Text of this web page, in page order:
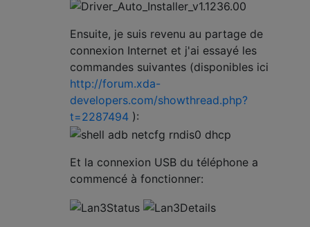
Ensuite, je suis revenu au partage de
connexion Internet et j'ai essayé les
commandes suivantes (disponibles ici
http://forum.xda-
developers.com/showthread.php?
t=2287494 ):
Et la connexion USB du téléphone a
commencé à fonctionner: